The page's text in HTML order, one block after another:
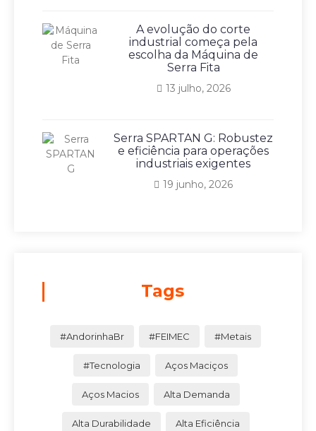
A evolução do corte
industrial começa pela
escolha da Máquina de
Serra Fita
13 julho, 2026
Serra SPARTAN G: Robustez
e eficiência para operações
industriais exigentes
19 junho, 2026
Tags
#AndorinhaBr #FEIMEC #Metais
#Tecnologia Aços Maciços
Aços Macios Alta Demanda
Alta Durabilidade Alta Eficiência